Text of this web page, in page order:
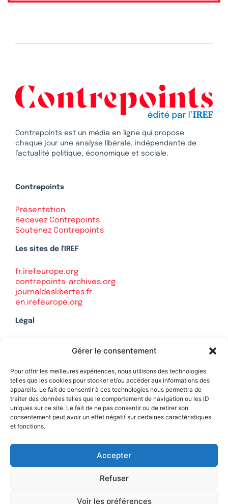
Gérer le consentement
Pour offrir les meilleures expériences, nous utilisons des technologies
telles que les cookies pour stocker et/ou accéder aux informations des
appareils. Le fait de consentir à ces technologies nous permettra de
traiter des données telles que le comportement de navigation ou les ID
uniques sur ce site. Le fait de ne pas consentir ou de retirer son
consentement peut avoir un effet négatif sur certaines caractéristiques
et fonctions.
Accepter
Refuser
Voir les préférences
Contrepoints est un média en ligne qui propose
chaque jour une analyse libérale, indépendante de
l’actualité politique, économique et sociale.
Contrepoints
Présentation
Recevez Contrepoints
Soutenez Contrepoints
Les sites de l'IREF
fr.irefeurope.org
contrepoints-archives.org
journaldeslibertes.fr
en.irefeurope.org
Légal
Politique de confidentialité
Contact
Soutenez Contrepoints